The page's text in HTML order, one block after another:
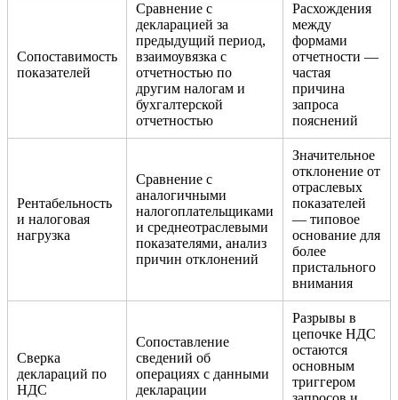
Сопоставимость
показателей
Сравнение с
декларацией за
предыдущий период,
взаимоувязка с
отчетностью по
другим налогам и
бухгалтерской
отчетностью
Расхождения
между
формами
отчетности —
частая
причина
запроса
пояснений
Рентабельность
и налоговая
нагрузка
Сравнение с
аналогичными
налогоплательщиками
и среднеотраслевыми
показателями, анализ
причин отклонений
Значительное
отклонение от
отраслевых
показателей
— типовое
основание для
более
пристального
внимания
Сверка
деклараций по
НДС
Сопоставление
сведений об
операциях с данными
декларации
Разрывы в
цепочке НДС
остаются
основным
триггером